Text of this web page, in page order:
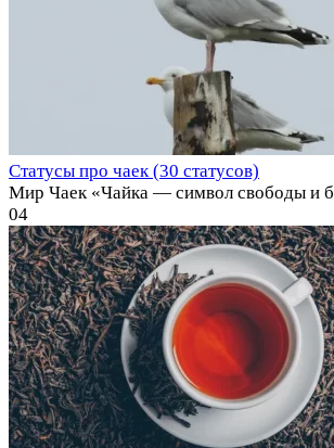
Статусы про чаек (30 статусов)
Мир Чаек «Чайка — символ свободы и
04